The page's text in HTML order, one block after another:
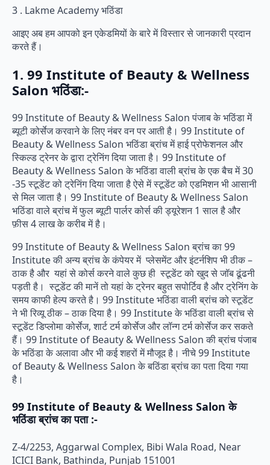
3 . Lakme Academy भठिंडा
आइए अब हम आपको इन एकेडमियों के बारे में विस्तार से जानकारी प्रदान
करते हैं।
1. 99 Institute of Beauty & Wellness
Salon भठिंडा:-
99 Institute of Beauty & Wellness Salon पंजाब के भठिंडा में
ब्यूटी कोर्सेज करवाने के लिए नंबर वन पर आती है। 99 Institute of
Beauty & Wellness Salon भठिंडा ब्रांच में हाई प्रोफेशनल और
स्किल्ड ट्रेनर के द्वारा ट्रेनिंग दिया जाता है। 99 Institute of
Beauty & Wellness Salon के भठिंडा वाली ब्रांच के एक बैच में 30
-35 स्टूडेंट को ट्रेनिंग दिया जाता है ऐसे में स्टूडेंट को एडमिशन भी आसानी
से मिल जाता है। 99 Institute of Beauty & Wellness Salon
भठिंडा वाले ब्रांच में फुल ब्यूटी पार्लर कोर्स की ड्यूरेशन 1 साल है और
फ़ीस 4 लाख के करीब में है।
99 Institute of Beauty & Wellness Salon ब्रांच का 99
Institute की अन्य ब्रांच के कंपेयर में प्लेसमेंट और इंटर्नशिप भी ठीक –
ठाक है और यहां से कोर्स करने वाले कुछ ही स्टूडेंट को खुद से जॉब ढूंढनी
पड़ती है। स्टूडेंट की मानें तो यहां के ट्रेनर बहुत सपोर्टिव है और ट्रेनिंग के
समय काफी हेल्प करते है। 99 Institute भठिंडा वाली ब्रांच को स्टूडेंट
ने भी रिव्यू ठीक – ठाक दिया है। 99 Institute के भठिंडा वाली ब्रांच से
स्टूडेंट डिप्लोमा कोर्सेज, शार्ट टर्म कोर्सेज और लॉन्ग टर्म कोर्सेज कर सकते
हैं। 99 Institute of Beauty & Wellness Salon की ब्रांच पंजाब
के भठिंडा के अलावा और भी कई शहरों में मौजूद है। नीचे 99 Institute
of Beauty & Wellness Salon के बठिंडा ब्रांच का पता दिया गया
है।
99 Institute of Beauty & Wellness Salon के
भठिंडा ब्रांच का पता :-
Z-4/2253, Aggarwal Complex, Bibi Wala Road, Near
ICICI Bank, Bathinda, Punjab 151001